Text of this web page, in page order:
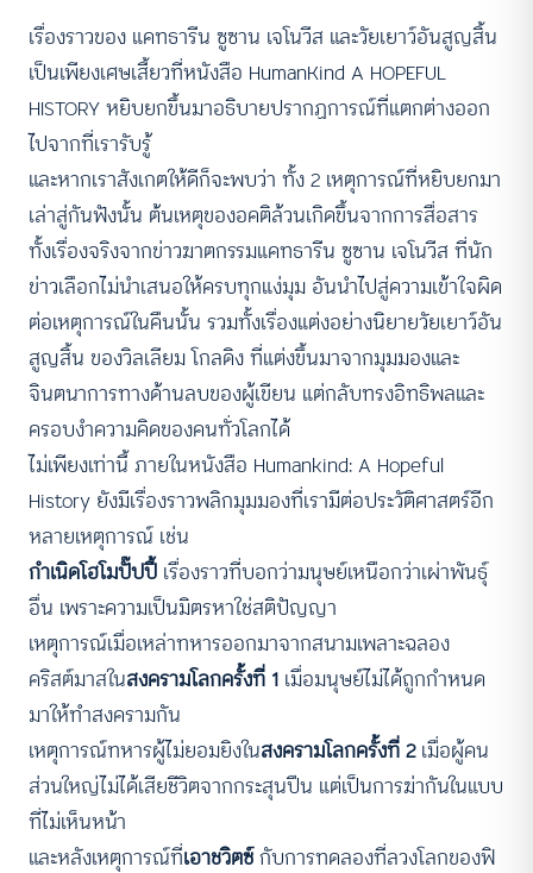
เรื่องราวของ แคทธารีน ซูซาน เจโนวีส และวัยเยาว์อันสูญสิ้น
เป็นเพียงเศษเสี้ยวที่หนังสือ HumanKind A HOPEFUL
HISTORY หยิบยกขึ้นมาอธิบายปรากฏการณ์ที่แตกต่างออก
ไปจากที่เรารับรู้
และหากเราสังเกตให้ดีก็จะพบว่า ทั้ง 2 เหตุการณ์ที่หยิบยกมา
เล่าสู่กันฟังนั้น ต้นเหตุของอคติล้วนเกิดขึ้นจากการสื่อสาร
ทั้งเรื่องจริงจากข่าวฆาตกรรมแคทธารีน ซูซาน เจโนวีส ที่นัก
ข่าวเลือกไม่นำเสนอให้ครบทุกแง่มุม อันนำไปสู่ความเข้าใจผิด
ต่อเหตุการณ์ในคืนนั้น รวมทั้งเรื่องแต่งอย่างนิยายวัยเยาว์อัน
สูญสิ้น ของวิลเลียม โกลดิง ที่แต่งขึ้นมาจากมุมมองและ
จินตนาการทางด้านลบของผู้เขียน แต่กลับทรงอิทธิพลและ
ครอบงำความคิดของคนทั่วโลกได้
ไม่เพียงเท่านี้ ภายในหนังสือ Humankind: A Hopeful
History ยังมีเรื่องราวพลิกมุมมองที่เรามีต่อประวัติศาสตร์อีก
หลายเหตุการณ์ เช่น
กำเนิดโฮโมปั๊ปปี้ เรื่องราวที่บอกว่ามนุษย์เหนือกว่าเผ่าพันธุ์
อื่น เพราะความเป็นมิตรหาใช่สติปัญญา
เหตุการณ์เมื่อเหล่าทหารออกมาจากสนามเพลาะฉลอง
คริสต์มาสในสงครามโลกครั้งที่ 1 เมื่อมนุษย์ไม่ได้ถูกกำหนด
มาให้ทำสงครามกัน
เหตุการณ์ทหารผู้ไม่ยอมยิงในสงครามโลกครั้งที่ 2เมื่อผู้คน
ส่วนใหญ่ไม่ได้เสียชีวิตจากกระสุนปืน แต่เป็นการฆ่ากันในแบบ
ที่ไม่เห็นหน้า
และหลังเหตุการณ์ที่เอาชวิตซ์กับการทดลองที่ลวงโลกของฟิ